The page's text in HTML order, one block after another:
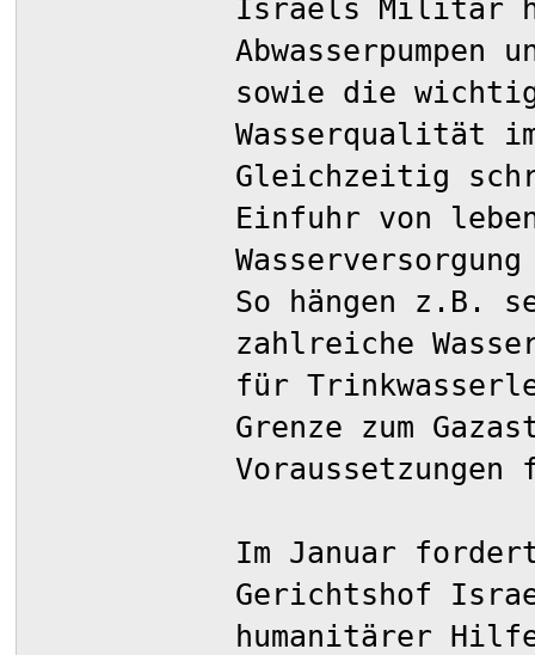
Israels Militär
sowie die
Wasserqualität
Gleichzeitig
Einfuhr von
So hängen z.B.
zahlreiche
für
Grenze zum
Im Januar
Gerichtshof
humanitärer